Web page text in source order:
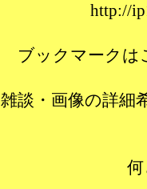
http://
ブックマーク
雑談・画像の詳